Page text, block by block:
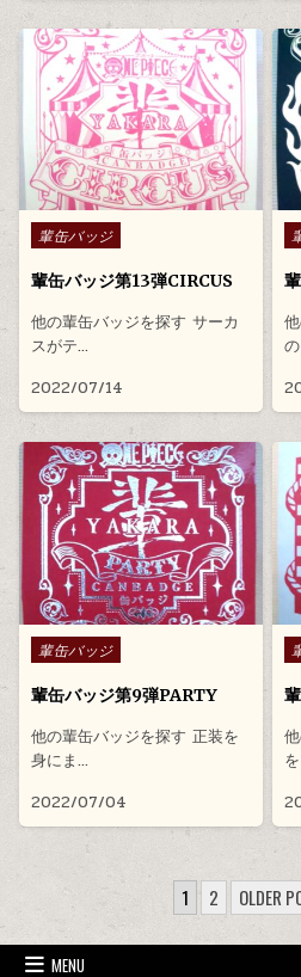
Posted in
輩缶バッジ
輩缶バッジ第13弾CIRCUS
他の輩缶バッジを探す サーカ
スがテ…
2022/07/14
Posted in
輩缶バッジ
輩缶バッジ第9弾PARTY
他の輩缶バッジを探す 正装を
身にま…
2022/07/04
投稿のページ送り
1 2 OLDER
MENU